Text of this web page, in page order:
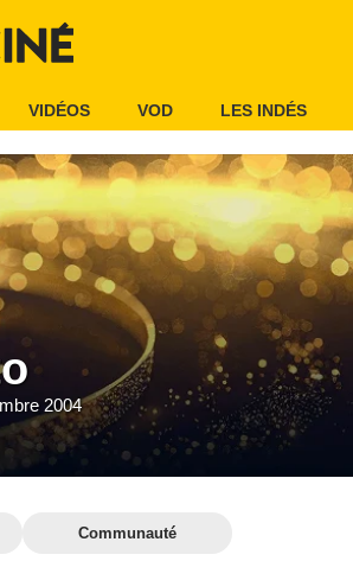
VIDÉOS VOD LES INDÉS
2004
Communauté